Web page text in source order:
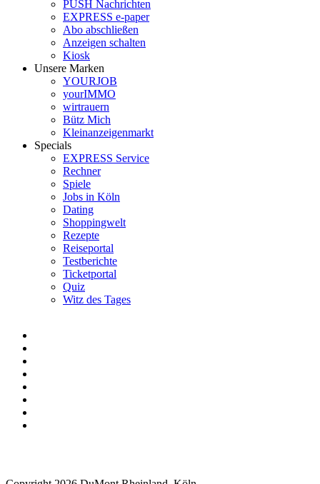
PUSH Nachrichten
EXPRESS e-paper
Abo abschließen
Anzeigen schalten
Kiosk
Unsere Marken
YOURJOB
yourIMMO
wirtrauern
Bütz Mich
Kleinanzeigenmarkt
Specials
EXPRESS Service
Rechner
Spiele
Jobs in Köln
Dating
Shoppingwelt
Rezepte
Reiseportal
Testberichte
Ticketportal
Quiz
Witz des Tages